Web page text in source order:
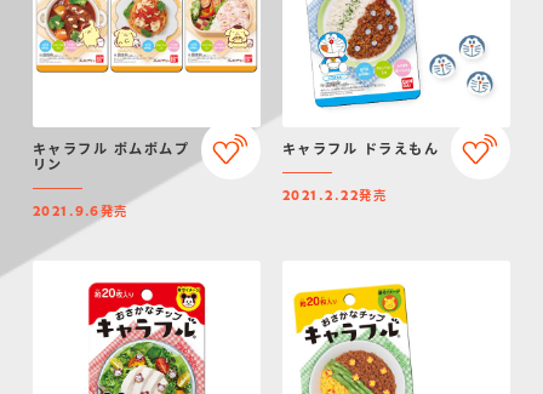
キャラフル ポムポムプ
リン
2021.9.6発売
キャラフル ドラえもん
2021.2.22発売